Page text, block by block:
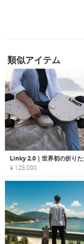
類似アイテム
¥ 128,000